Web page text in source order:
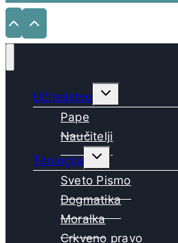
Učiteljstvo
Toggle
child
Pape
Naučitelji
Teologija
Toggle
child
menu
Sveto Pismo
Dogmatika
Moralka
Crkveno pravo